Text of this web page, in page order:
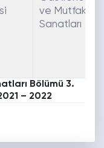
ve Mutfak
Sanatları
Bölümü 3.
– 2022